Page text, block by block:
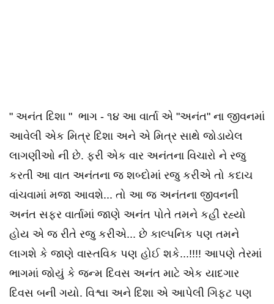
" અનંત દિશા " ભાગ - ૧૪ આ વાર્તા એ "અનંત" ના જીવનમાં
આવેલી એક મિત્ર દિશા અને એ મિત્ર સાથે જોડાયેલ
લાગણીઓ ની છે. ફરી એક વાર અનંતના વિચારો ને રજુ
કરતી આ વાત અનંતના જ શબ્દોમાં રજુ કરીએ તો કદાચ
વાંચવામાં મજા આવશે... તો આ જ અનંતના જીવનની
અનંત સફર વાર્તામાં જાણે અનંત પોતે તમને કહી રહ્યો
હોય એ જ રીતે રજુ કરીએ... છે કાલ્પનિક પણ તમને
લાગશે કે જાણે વાસ્તવિક પણ હોઈ શકે...!!!! આપણે તેરમાં
ભાગમાં જોયું કે જન્મ દિવસ અનંત માટે એક યાદગાર
દિવસ બની ગયો. વિશ્વા અને દિશા એ આપેલી ગિફ્ટ પણ